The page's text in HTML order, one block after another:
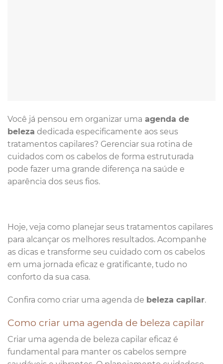
Você já pensou em organizar uma agenda de
beleza dedicada especificamente aos seus
tratamentos capilares? Gerenciar sua rotina de
cuidados com os cabelos de forma estruturada
pode fazer uma grande diferença na saúde e
aparência dos seus fios.
Hoje, veja como planejar seus tratamentos capilares
para alcançar os melhores resultados. Acompanhe
as dicas e transforme seu cuidado com os cabelos
em uma jornada eficaz e gratificante, tudo no
conforto da sua casa.
Confira como criar uma agenda de beleza capilar.
Como criar uma agenda de beleza capilar
Criar uma agenda de beleza capilar eficaz é
fundamental para manter os cabelos sempre